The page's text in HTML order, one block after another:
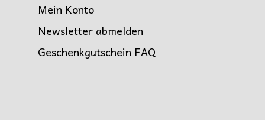
Mein Konto
Newsletter abmelden
Geschenkgutschein FAQ